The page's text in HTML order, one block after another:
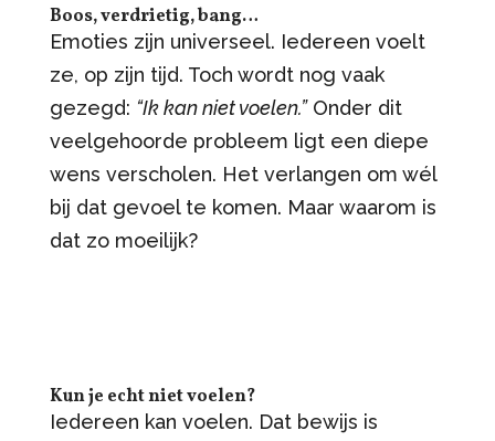
Boos, verdrietig, bang…
Emoties zijn universeel. Iedereen voelt
ze, op zijn tijd. Toch wordt nog vaak
gezegd: “Ik kan niet voelen.”Onder dit
veelgehoorde probleem ligt een diepe
wens verscholen. Het verlangen om wél
bij dat gevoel te komen. Maar waarom is
dat zo moeilijk?
Kun je echt niet voelen?
Iedereen kan voelen. Dat bewijs is